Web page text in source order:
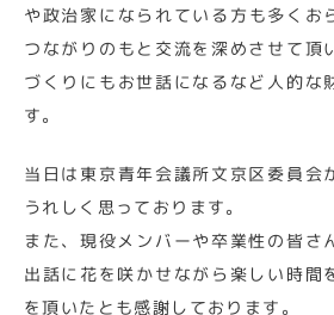
や政治家になられている方も多くお
つながりのもと交流を深めさせて頂
づくりにもお世話になるなど人的な
す。
当日は東京青年会議所文京区委員会
うれしく思っております。
また、現役メンバーや卒業性の皆さ
出話に花を咲かせながら楽しい時間
を頂いたとも感謝しております。